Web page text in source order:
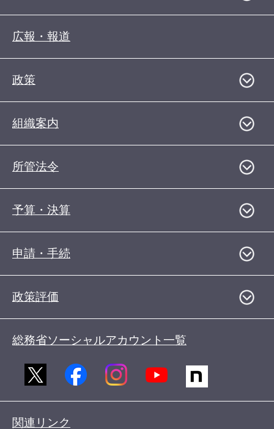
広報・報道
政策
組織案内
所管法令
予算・決算
申請・手続
政策評価
総務省ソーシャルアカウント一覧
関連リンク